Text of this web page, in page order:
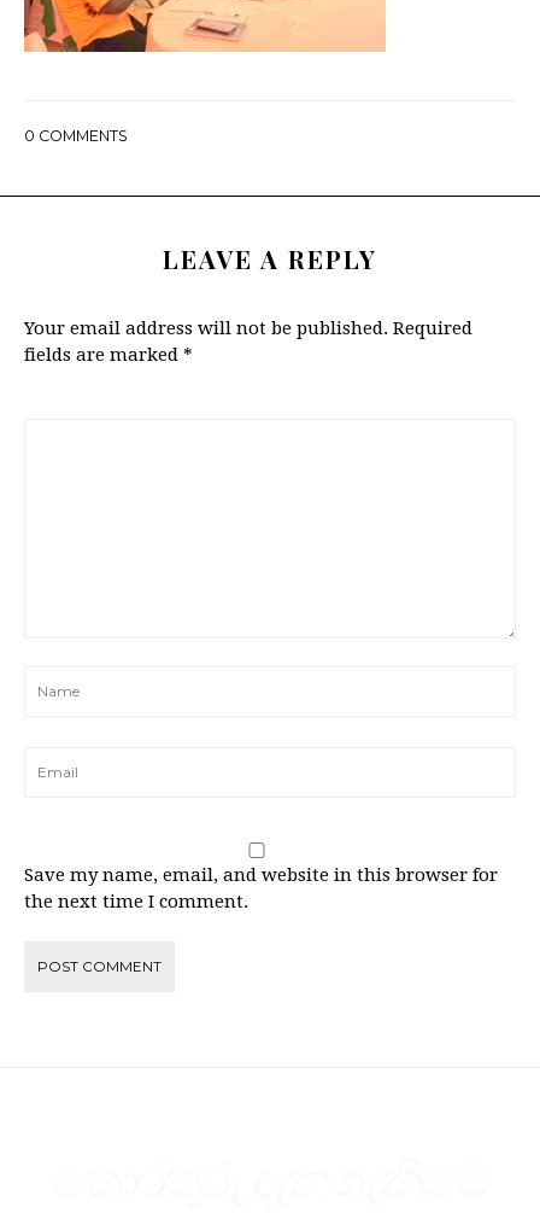
0 COMMENTS
LEAVE A REPLY
Your email address will not be published. Required
fields are marked *
Save my name, email, and website in this browser for
the next time I comment.